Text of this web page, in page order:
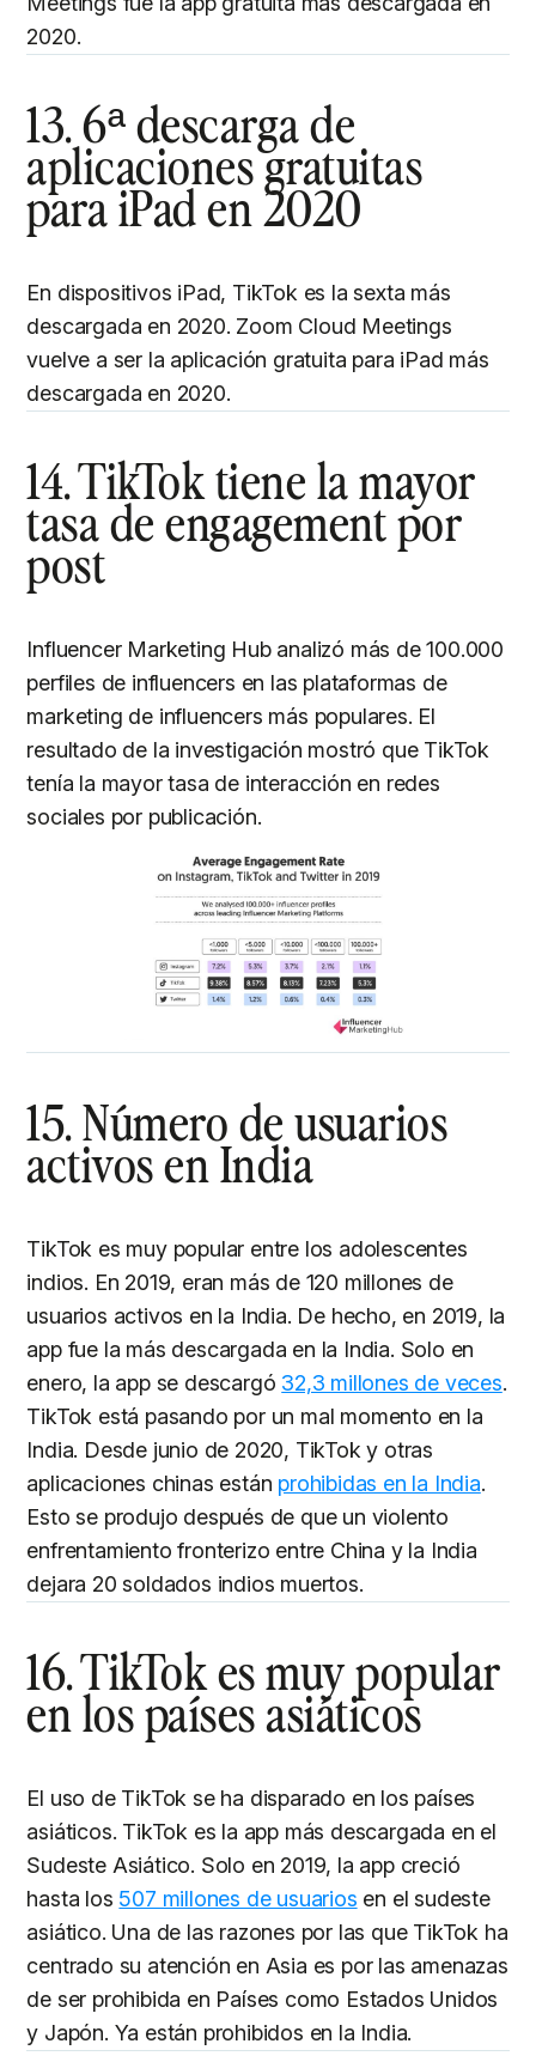
2020.
13. 6ª descarga de
aplicaciones gratuitas
para iPad en 2020
En dispositivos iPad, TikTok es la sexta más
descargada en 2020. Zoom Cloud Meetings
vuelve a ser la aplicación gratuita para iPad más
descargada en 2020.
14. TikTok tiene la mayor
tasa de engagement por
post
Influencer Marketing Hub analizó más de 100.000
perfiles de influencers en las plataformas de
marketing de influencers más populares. El
resultado de la investigación mostró que TikTok
tenía la mayor tasa de interacción en redes
sociales por publicación.
15. Número de usuarios
activos en India
TikTok es muy popular entre los adolescentes
indios. En 2019, eran más de 120 millones de
usuarios activos en la India. De hecho, en 2019, la
app fue la más descargada en la India. Solo en
enero, la app se descargó 32,3 millones de veces.
TikTok está pasando por un mal momento en la
India. Desde junio de 2020, TikTok y otras
aplicaciones chinas están prohibidas en la India.
Esto se produjo después de que un violento
enfrentamiento fronterizo entre China y la India
dejara 20 soldados indios muertos.
16. TikTok es muy popular
en los países asiáticos
El uso de TikTok se ha disparado en los países
asiáticos. TikTok es la app más descargada en el
Sudeste Asiático. Solo en 2019, la app creció
hasta los 507 millones de usuarios en el sudeste
asiático. Una de las razones por las que TikTok ha
centrado su atención en Asia es por las amenazas
de ser prohibida en Países como Estados Unidos
y Japón. Ya están prohibidos en la India.